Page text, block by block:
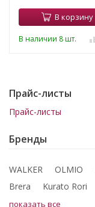
В корзину
В наличии 8 шт.
Прайс-листы
Прайс-листы
Бренды
WALKER OLMIO
Brera
Kurato Rori
показать все